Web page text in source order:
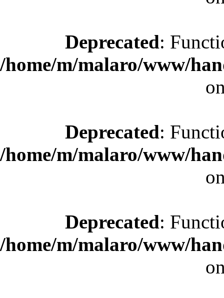
Deprecated:
/home/m/malaro/www/
Deprecated:
/home/m/malaro/www/
Deprecated:
/home/m/malaro/www/